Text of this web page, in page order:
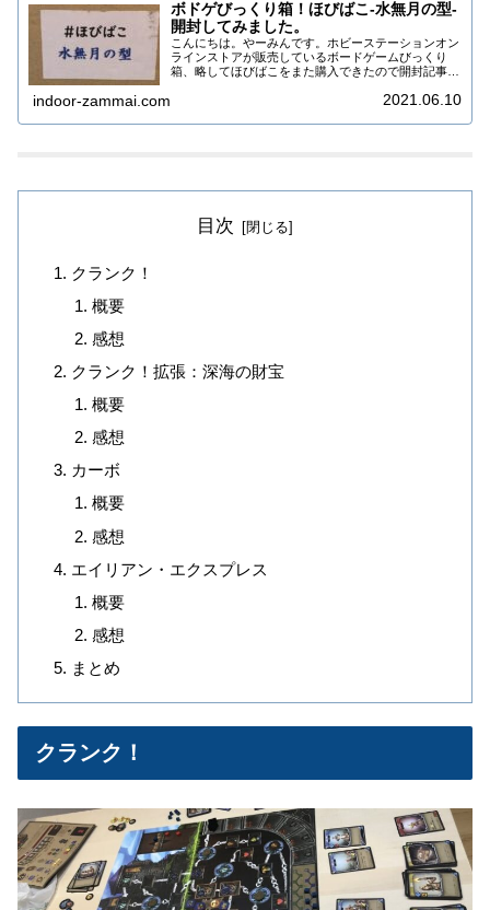
ボドゲびっくり箱！ほびばこ-水無月の型-
開封してみました。
こんにちは。やーみんです。ホビーステーションオン
ラインストアが販売しているボードゲームびっくり
箱、略してほびばこをまた購入できたので開封記事を
のほびばこ今回のほびばこは「〜ほびばこ〜 -水無
indoor-zammai.com 2021.06.10
目次
クランク！
概要
感想
クランク！拡張：深海の財宝
概要
感想
カーボ
概要
感想
エイリアン・エクスプレス
概要
感想
まとめ
クランク！